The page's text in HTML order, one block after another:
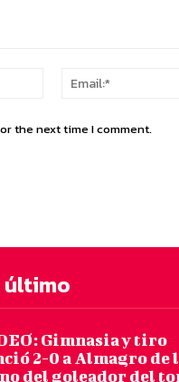
Name:*
the next time I comment.
último
Gimnasia y tiro
2-0 a Almagro de
del goleador del